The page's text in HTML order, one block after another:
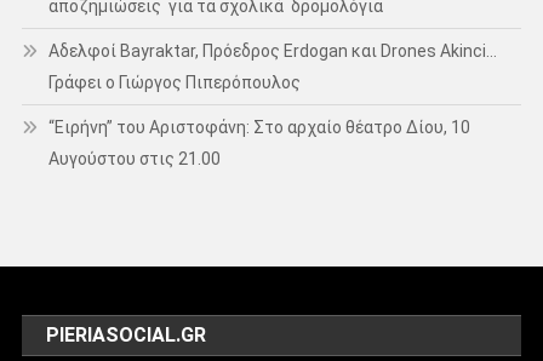
αποζημιώσεις για τα σχολικά δρομολόγια
Αδελφοί Bayraktar, Πρόεδρος Erdogan και Drones Akinci…
Γράφει ο Γιώργος Πιπερόπουλος
“Ειρήνη” του Αριστοφάνη: Στο αρχαίο θέατρο Δίου, 10
Αυγούστου στις 21.00
PIERIASOCIAL.GR